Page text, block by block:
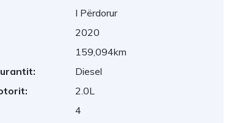
I Përdorur
2020
159,094km
Diesel
2.0L
4